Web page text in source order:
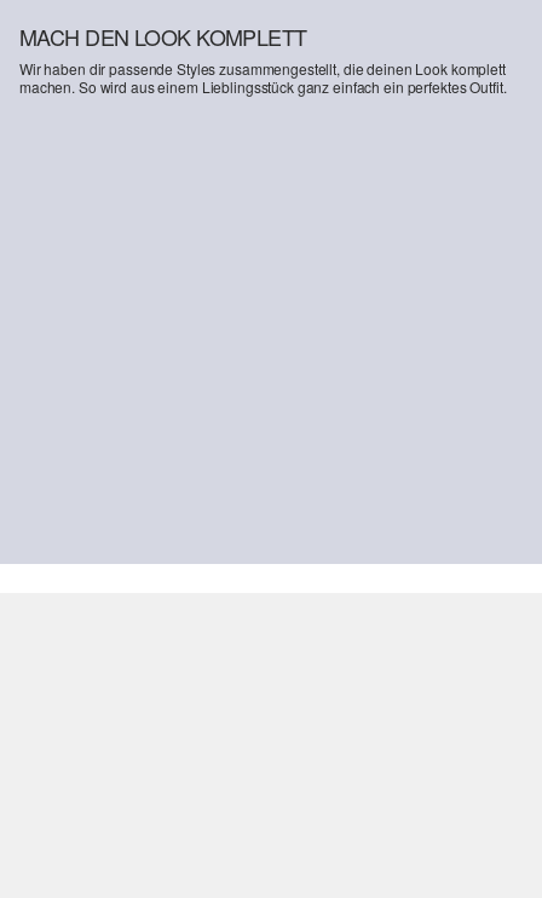
MACH DEN LOOK KOMPLETT
Wir haben dir passende Styles zusammengestellt, die deinen Look komplett
machen. So wird aus einem Lieblingsstück ganz einfach ein perfektes Outfit.